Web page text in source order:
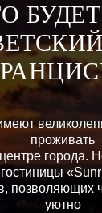
проживать
города.
гостиницы
позволяющих
уютно